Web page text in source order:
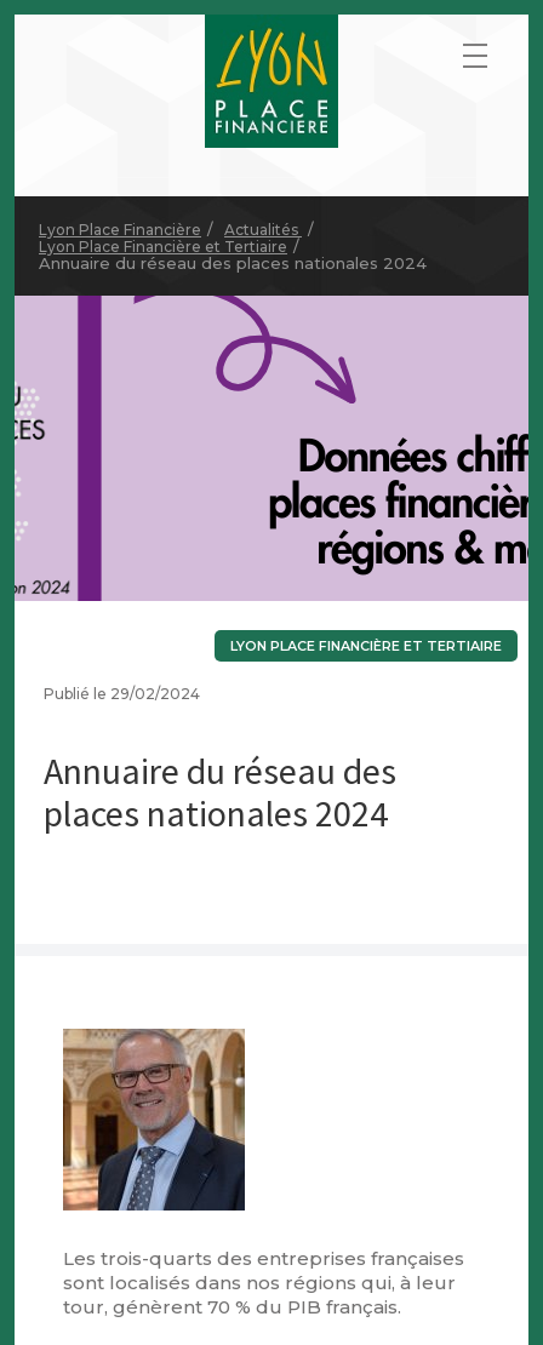
Lyon Place Financière
Actualités
Lyon Place Financière et Tertiaire
Annuaire du réseau des places nationales 2024
LYON PLACE FINANCIÈRE ET TERTIAIRE
Publié le 29/02/2024
Annuaire du réseau des
places nationales 2024
Les trois-quarts des entreprises françaises
sont localisés dans nos régions qui, à leur
tour, génèrent 70 % du PIB français.